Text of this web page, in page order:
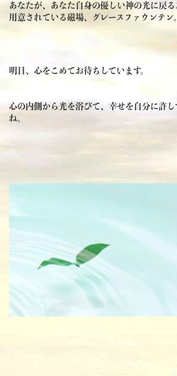
あなたが、あなた自身の優しい神の光に戻
用意されている磁場、グレースファウンテン。
明日、心をこめてお待ちしています。
心の内側から光を浴びて、幸せを自分に許
ね。